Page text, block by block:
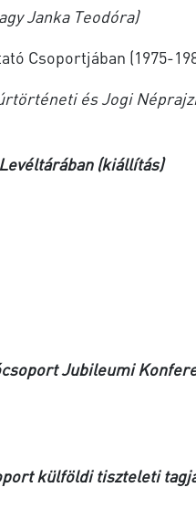
Janka Teodóra)
Csoportjában (1975-
és Jogi
(kiállítás)
Jubileumi
külföldi tiszteleti